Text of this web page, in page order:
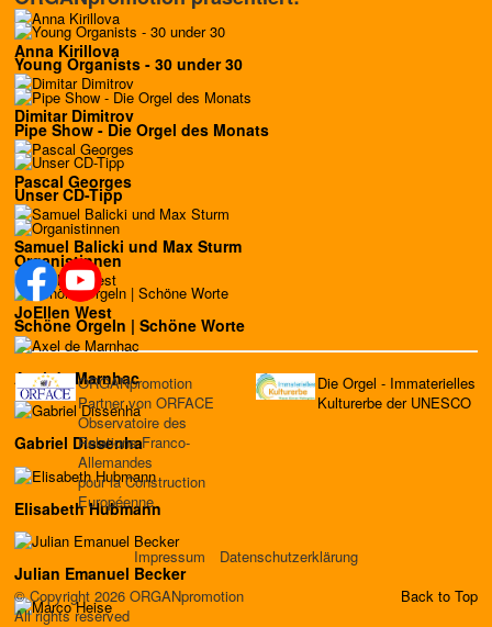
Anna Kirillova
Dimitar Dimitrov
Pascal Georges
Samuel Balicki und Max Sturm
JoEllen West
Axel de Marnhac
Gabriel Dissenha
Elisabeth Hubmann
Julian Emanuel Becker
Young Organists - 30 under 30
Pipe Show - Die Orgel des Monats
Unser CD-Tipp
Organistinnen
Schöne Orgeln | Schöne Worte
ORGANpromotion
Partner von ORFACE
Observatoire des
Relations Franco-
Allemandes
pour la Construction
Européenne
Die Orgel - Immaterielles
Kulturerbe der UNESCO
Impressum
Datenschutzerklärung
© Copyright 2026 ORGANpromotion
All rights reserved
Back to Top